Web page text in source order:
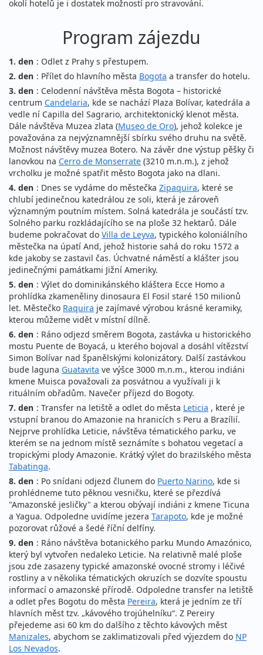
okolí hotelů je i dostatek možností pro stravování.
Program zájezdu
1. den : Odlet z Prahy s přestupem.
2. den : Přílet do hlavního města Bogota a transfer do hotelu.
3. den : Celodenní návštěva města Bogota – historické
centrum Candelaria, kde se nachází Plaza Bolívar, katedrála a
vedle ní Capilla del Sagrario, architektonický klenot města.
Dále návštěva Muzea zlata (Museo de Oro), jehož kolekce je
považována za nejvýznamnější sbírku svého druhu na světě.
Možnost návštěvy muzea Botero. Na závěr dne výstup pěšky či
lanovkou na Cerro de Monserrate (3210 m.n.m.), z jehož
vrcholku je možné spatřit město Bogota jako na dlani.
4. den : Dnes se vydáme do městečka Zipaquira, které se
chlubí jedinečnou katedrálou ze soli, která je zároveň
významným poutním místem. Solná katedrála je součástí tzv.
Solného parku rozkládajícího se na ploše 32 hektarů. Dále
budeme pokračovat do Villa de Leyva, typického koloniálního
městečka na úpatí And, jehož historie sahá do roku 1572 a
kde jakoby se zastavil čas. Úchvatné náměstí a klášter jsou
jedinečnými památkami Jižní Ameriky.
5. den : Výlet do dominikánského kláštera Ecce Homo a
prohlídka zkameněliny dinosaura El Fosil staré 150 milionů
let. Městečko Raquira je zajímavé výrobou krásné keramiky,
kterou můžeme vidět v místní dílně.
6. den : Ráno odjezd směrem Bogota, zastávka u historického
mostu Puente de Boyacá, u kterého bojoval a dosáhl vítězství
Simon Bolívar nad španělskými kolonizátory. Další zastávkou
bude laguna Guatavita ve výšce 3000 m.n.m., kterou indiáni
kmene Muisca považovali za posvátnou a využívali ji k
rituálním obřadům. Navečer příjezd do Bogoty.
7. den : Transfer na letiště a odlet do města Leticia , které je
vstupní branou do Amazonie na hranicích s Peru a Brazílií.
Nejprve prohlídka Leticie, návštěva tématického parku, ve
kterém se na jednom místě seznámíte s bohatou vegetací a
tropickými plody Amazonie. Krátký výlet do brazilského města
Tabatinga.
8. den : Po snídani odjezd člunem do Puerto Narino, kde si
prohlédneme tuto pěknou vesničku, které se přezdívá
"Amazonské jesličky" a kterou obývají indiáni z kmene Ticuna
a Yagua. Odpoledne uvidíme jezera Tarapoto, kde je možné
pozorovat růžové a šedé říční delfíny.
9. den : Ráno návštěva botanického parku Mundo Amazónico,
který byl vytvořen nedaleko Leticie. Na relativně malé ploše
jsou zde zasazeny typické amazonské ovocné stromy i léčivé
rostliny a v několika tématických okruzích se dozvíte spoustu
informací o amazonské přírodě. Odpoledne transfer na letiště
a odlet přes Bogotu do města Pereira, která je jedním ze tří
hlavních měst tzv. „kávového trojúhelníku“. Z Pereiry
přejedeme asi 60 km do dalšího z těchto kávových měst
Manizales, abychom se zaklimatizovali před výjezdem do NP
Los Nevados.